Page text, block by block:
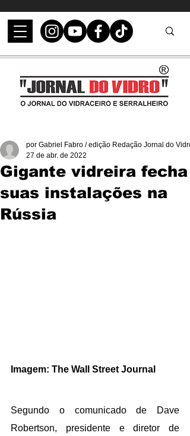
Gigante vidreira fecha
suas instalações na
Rússia
por Gabriel Fabro / edição Redação Jornal do Vidro
27 de abr. de 2022
Imagem: The Wall Street Journal
Segundo o comunicado de Dave
Robertson, presidente e diretor de